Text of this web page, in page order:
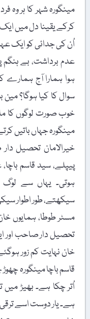
مینگورہ شہر کا ہر وہ
کرکے یقینا دل میں
اُن کی جدائی کو ایک
عدم برداشت، بے ہنگم
ہوا ہمارا آج ہمارے
سوال کا کیا ہوگا؟ مین
خوب صورت لوگوں کا
مینگورہ جہاں باتیں
خیرالامان تحصیل
پیپلے، سید قاسم
ہوتی۔ یہاں سے
سیکھتے، طور اطوار
مسٹر طوطا، ہمایوں
تحصیل دار صاحب اور
خان نہایت کم زور
قاسم باچا مینگورہ
اُتر چکا ہے۔ بھیڑ
ہے۔ یار دوست اسے